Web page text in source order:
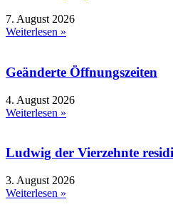
7. August 2026
Weiterlesen »
Geänderte Öffnungszeiten
4. August 2026
Weiterlesen »
Ludwig der Vierzehnte
3. August 2026
Weiterlesen »